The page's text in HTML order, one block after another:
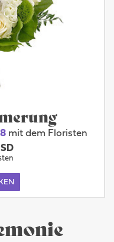
mit dem Floristen